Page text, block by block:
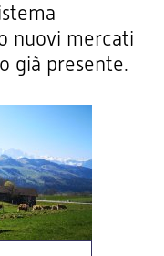
nuovi mercati
già presente.